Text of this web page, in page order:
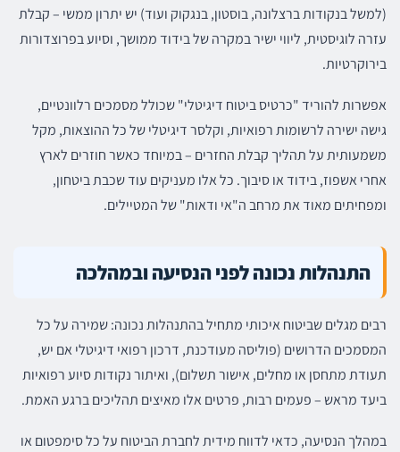
(למשל בנקודות ברצלונה, בוסטון, בנגקוק ועוד) יש יתרון ממשי – קבלת
עזרה לוגיסטית, ליווי ישיר במקרה של בידוד ממושך, וסיוע בפרוצדורות
בירוקרטיות.
אפשרות להוריד "כרטיס ביטוח דיגיטלי" שכולל מסמכים רלוונטיים,
גישה ישירה לרשומות רפואיות, וקלסר דיגיטלי של כל ההוצאות, מקל
משמעותית על תהליך קבלת החזרים – במיוחד כאשר חוזרים לארץ
אחרי אשפוז, בידוד או סיבוך. כל אלו מעניקים עוד שכבת ביטחון,
ומפחיתים מאוד את מרחב ה"אי ודאות" של המטיילים.
התנהלות נכונה לפני הנסיעה ובמהלכה
רבים מגלים שביטוח איכותי מתחיל בהתנהלות נכונה: שמירה על כל
המסמכים הדרושים (פוליסה מעודכנת, דרכון רפואי דיגיטלי אם יש,
תעודת מתחסן או מחלים, אישור תשלום), ואיתור נקודות סיוע רפואיות
ביעד מראש – פעמים רבות, פרטים אלו מאיצים תהליכים ברגע האמת.
במהלך הנסיעה, כדאי לדווח מידית לחברת הביטוח על כל סימפטום או